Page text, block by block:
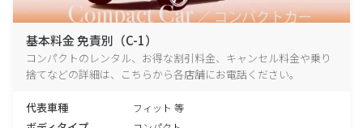
基本料金 免責別（C-1）
コンパクトのレンタル、お得な割引料金、キャンセル料金や乗り
捨てなどの詳細は、こちらから各店舗にお電話ください。
代表車種 フィット 等